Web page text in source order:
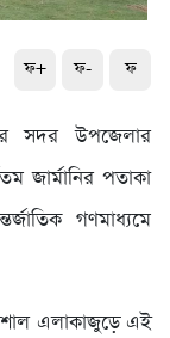
ফ+ ফ- ফ
সদর উপজেলার
জার্মানির পতাকা
গণমাধ্যমে
এলাকাজুড়ে এই